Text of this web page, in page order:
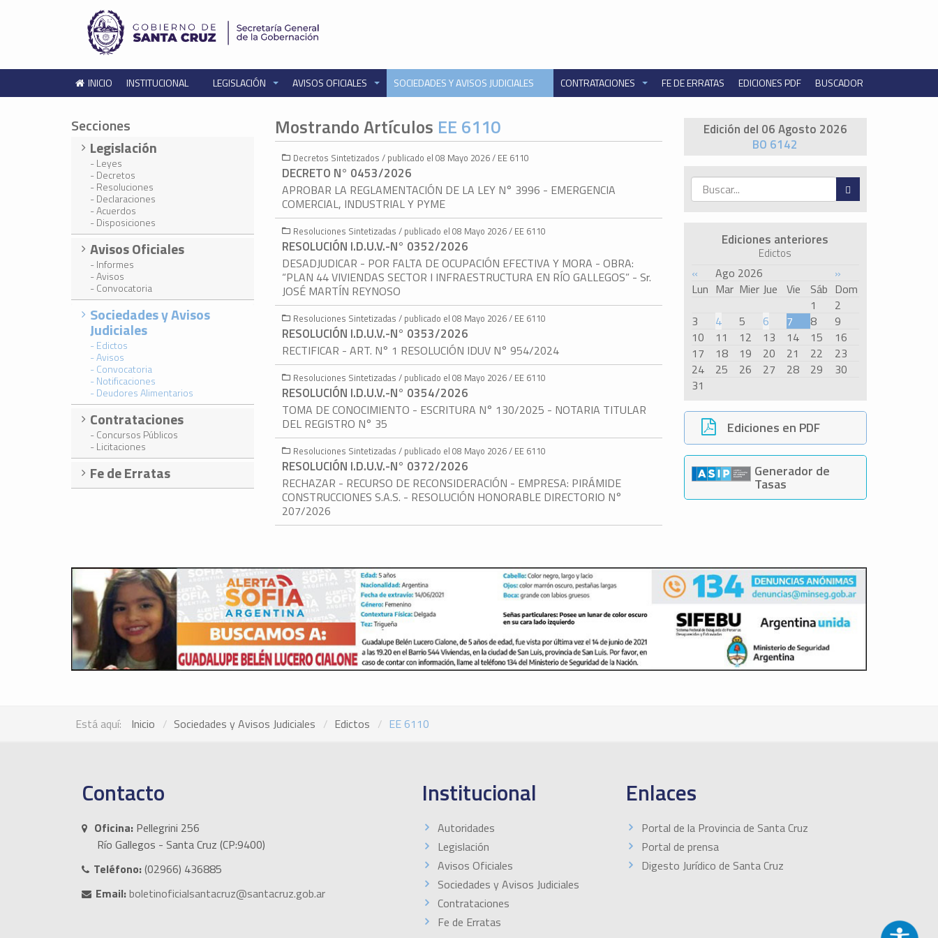
INICIO INSTITUCIONAL LEGISLACIÓN AVISOS OFICIALES SOCIEDADES Y AVISOS JUDICIALES CONTRATACIONES FE DE ERRATAS EDICIONES PDF BUSCADOR
Edición del 06 Agosto 2026
BO 6142
Ediciones anteriores
Edictos
« Ago 2026
»
Lun Mar Mier Jue Vie Sáb Dom
1
2
3
4 5 6 7 8
9
10
11 12 13 14 15
16
17
18 19 20 21 22
23
24
25 26 27 28 29
30
31
Ediciones en PDF
Generador de
Tasas
Secciones
Legislación
- Leyes
- Decretos
- Resoluciones
- Declaraciones
- Acuerdos
- Disposiciones
Avisos Oficiales
- Informes
- Avisos
- Convocatoria
Sociedades y Avisos
Judiciales
- Edictos
- Avisos
- Convocatoria
- Notificaciones
- Deudores Alimentarios
Contrataciones
- Concursos Públicos
- Licitaciones
Fe de Erratas
Mostrando Artículos EE 6110
Decretos Sintetizados / publicado el 08 Mayo 2026 / EE 6110
DECRETO N° 0453/2026
APROBAR LA REGLAMENTACIÓN DE LA LEY N° 3996 - EMERGENCIA
COMERCIAL, INDUSTRIAL Y PYME
Resoluciones Sintetizadas / publicado el 08 Mayo 2026 / EE 6110
RESOLUCIÓN I.D.U.V.-N° 0352/2026
DESADJUDICAR - POR FALTA DE OCUPACIÓN EFECTIVA Y MORA - OBRA:
“PLAN 44 VIVIENDAS SECTOR I INFRAESTRUCTURA EN RÍO GALLEGOS” - Sr.
JOSÉ MARTÍN REYNOSO
Resoluciones Sintetizadas / publicado el 08 Mayo 2026 / EE 6110
RESOLUCIÓN I.D.U.V.-N° 0353/2026
RECTIFICAR - ART. N° 1 RESOLUCIÓN IDUV N° 954/2024
Resoluciones Sintetizadas / publicado el 08 Mayo 2026 / EE 6110
RESOLUCIÓN I.D.U.V.-N° 0354/2026
TOMA DE CONOCIMIENTO - ESCRITURA N° 130/2025 - NOTARIA TITULAR
DEL REGISTRO N° 35
Resoluciones Sintetizadas / publicado el 08 Mayo 2026 / EE 6110
RESOLUCIÓN I.D.U.V.-N° 0372/2026
RECHAZAR - RECURSO DE RECONSIDERACIÓN - EMPRESA: PIRÁMIDE
CONSTRUCCIONES S.A.S. - RESOLUCIÓN HONORABLE DIRECTORIO N°
207/2026
Está aquí: Inicio Sociedades y Avisos Judiciales Edictos EE 6110
Contacto
Oficina: Pellegrini 256
Río Gallegos - Santa Cruz (CP:9400)
Teléfono:(02966) 436885
Email:boletinoficialsantacruz@santacruz.gob.ar
Institucional
Autoridades
Legislación
Avisos Oficiales
Sociedades y Avisos Judiciales
Contrataciones
Fe de Erratas
Enlaces
Portal de la Provincia de Santa Cruz
Portal de prensa
Digesto Jurídico de Santa Cruz